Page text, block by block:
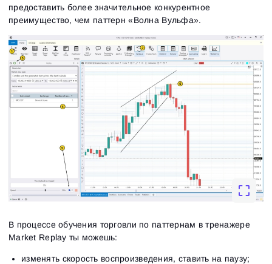
предоставить более значительное конкурентное
преимущество, чем паттерн «Волна Вульфа‎».
В процессе обучения торговли по паттернам в тренажере
Market Replay ты можешь:
изменять скорость воспроизведения, ставить на паузу;